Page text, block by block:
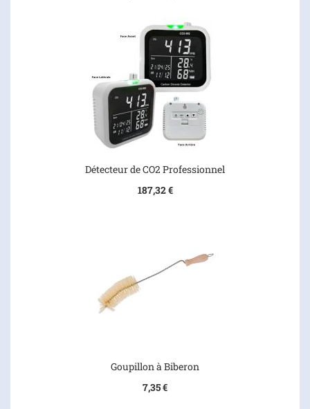
Détecteur de CO2 Professionnel
187,32 €
Goupillon à Biberon
7,35 €